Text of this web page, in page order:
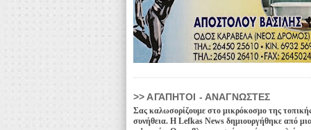
>> ΑΓΑΠΗΤΟΙ - ΑΝΑΓΝΩΣΤΕΣ
Σας καλωσορίζουμε στο μικρόκοσμο της
συνήθεια. Η Lefkas News δημιουργήθηκε από